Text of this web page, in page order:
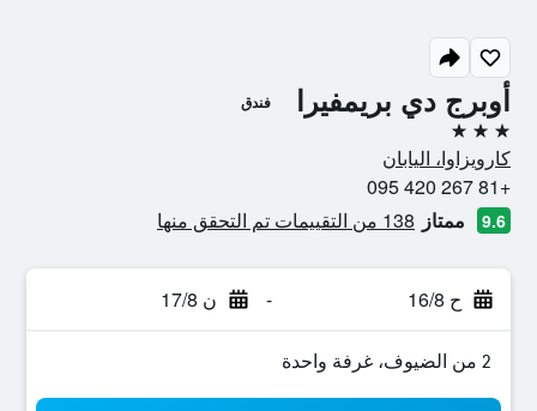
أوبرج دي بريمفيرا فندق
3 نجوم
كارويزاوا، اليابان
+81 267 420 095
9.6 ممتاز 138 من التقييمات تم التحقق منها
ح 16/8 - ن 17/8
2 من الضيوف، غرفة واحدة